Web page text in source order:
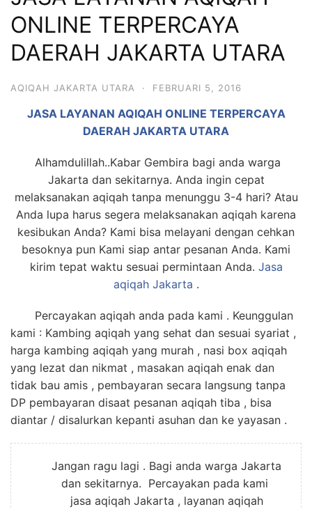
6713
ONLINE TERPERCAYA
DAERAH JAKARTA UTARA
AQIQAH JAKARTA UTARA · FEBRUARI 5, 2016
JASA LAYANAN AQIQAH ONLINE TERPERCAYA
DAERAH JAKARTA UTARA
Alhamdulillah..Kabar Gembira bagi anda warga
Jakarta dan sekitarnya. Anda ingin cepat
melaksanakan aqiqah tanpa menunggu 3-4 hari? Atau
Anda lupa harus segera melaksanakan aqiqah karena
kesibukan Anda? Kami bisa melayani dengan cehkan
besoknya pun Kami siap antar pesanan Anda. Kami
kirim tepat waktu sesuai permintaan Anda. Jasa
aqiqah Jakarta .
Percayakan aqiqah anda pada kami . Keunggulan
kami : Kambing aqiqah yang sehat dan sesuai syariat ,
harga kambing aqiqah yang murah , nasi box aqiqah
yang lezat dan nikmat , masakan aqiqah enak dan
tidak bau amis , pembayaran secara langsung tanpa
DP pembayaran disaat pesanan aqiqah tiba , bisa
diantar / disalurkan kepanti asuhan dan ke yayasan .
Jangan ragu lagi . Bagi anda warga Jakarta
dan sekitarnya. Percayakan pada kami
jasa aqiqah Jakarta , layanan aqiqah